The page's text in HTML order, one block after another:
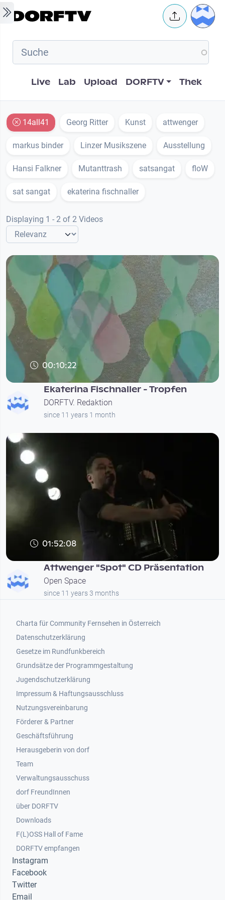
Skip to main content User
Hauptnavigation
Live Lab Upload DORFTV Thek
14all41 Georg Ritter Kunst attwenger
markus binder Linzer Musikszene Ausstellung
Hansi Falkner Mutanttrash satsangat floW
sat sangat ekaterina fischnaller
Displaying 1 - 2 of 2 Videos
00:10:22
Ekaterina Fischnaller - Tropfen
DORFTV. Redaktion
since 11 years 1 month
01:52:08
Attwenger "Spot" CD Präsentation
Open Space
since 11 years 3 months
Footer 1
Charta für Community Fernsehen in Österreich
Datenschutzerklärung
Gesetze im Rundfunkbereich
Grundsätze der Programmgestaltung
Jugendschutzerklärung
Impressum & Haftungsausschluss
Nutzungsvereinbarung
Footer 2
Förderer & Partner
Geschäftsführung
Herausgeberin von dorf
Team
Verwaltungsausschuss
dorf FreundInnen
Footer 3
über DORFTV
Downloads
F(L)OSS Hall of Fame
Footer 4
DORFTV empfangen
Instagram
Facebook
Twitter
Email